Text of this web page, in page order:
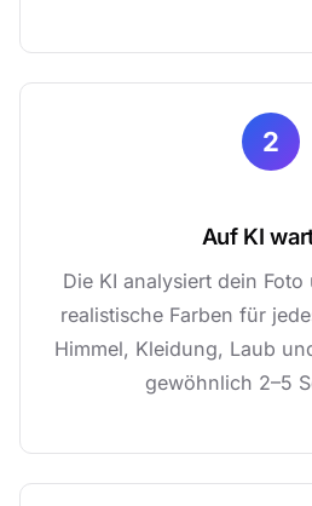
2
Auf KI
Die KI analysiert dein
realistische Farben für
Himmel, Kleidung, Laub
gewöhnlich 2–5